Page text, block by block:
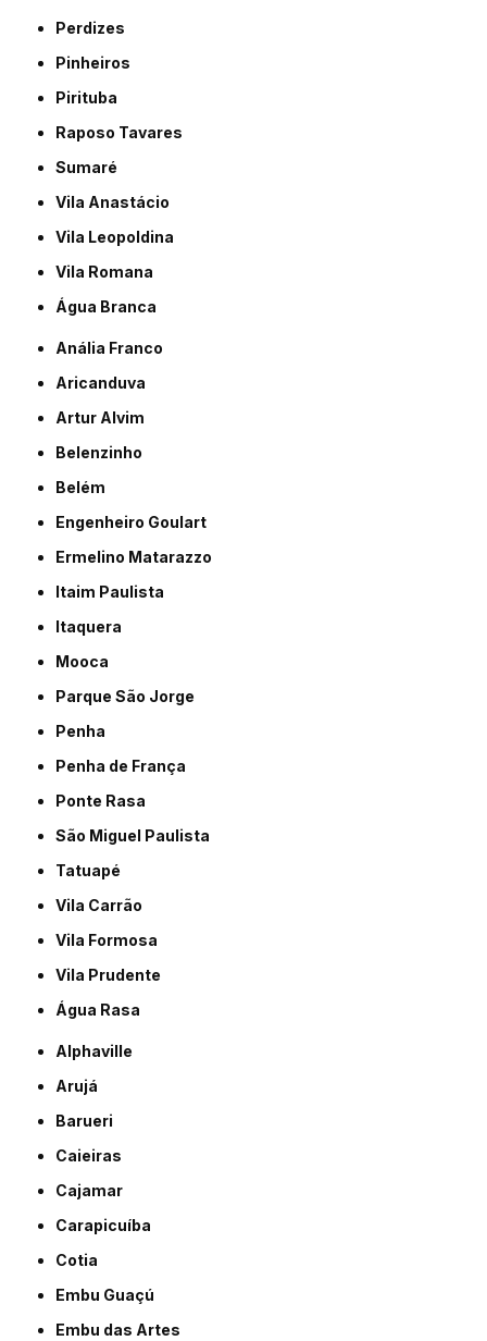
Perdizes
Pinheiros
Pirituba
Raposo Tavares
Sumaré
Vila Anastácio
Vila Leopoldina
Vila Romana
Água Branca
Anália Franco
Aricanduva
Artur Alvim
Belenzinho
Belém
Engenheiro Goulart
Ermelino Matarazzo
Itaim Paulista
Itaquera
Mooca
Parque São Jorge
Penha
Penha de França
Ponte Rasa
São Miguel Paulista
Tatuapé
Vila Carrão
Vila Formosa
Vila Prudente
Água Rasa
Alphaville
Arujá
Barueri
Caieiras
Cajamar
Carapicuíba
Cotia
Embu Guaçú
Embu das Artes